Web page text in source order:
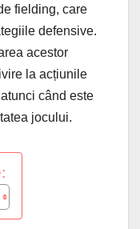
fielding, care
defensive.
acestor
la acțiunile
când este
jocului.